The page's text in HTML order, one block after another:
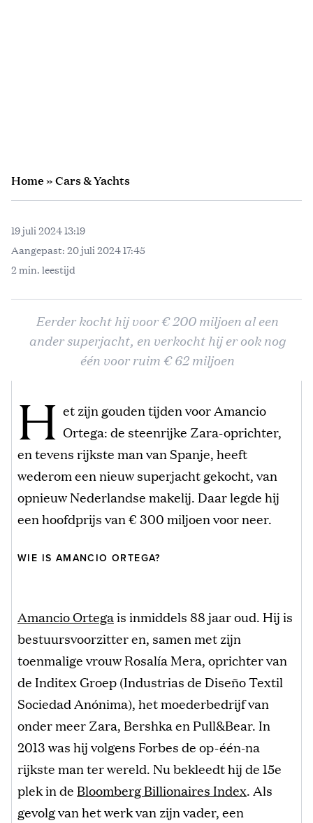
Home»Cars & Yachts
19 juli 2024 13:19
Aangepast: 20 juli 2024 17:45
2 min. leestijd
Eerder kocht hij voor € 200 miljoen al een
ander superjacht, en verkocht hij er ook nog
één voor ruim € 62 miljoen
H et zijn gouden tijden voor Amancio
Ortega: de steenrijke Zara-oprichter,
en tevens rijkste man van Spanje, heeft
wederom een nieuw superjacht gekocht, van
opnieuw Nederlandse makelij. Daar legde hij
een hoofdprijs van € 300 miljoen voor neer.
WIE IS AMANCIO ORTEGA?
Amancio Ortegais inmiddels 88 jaar oud. Hij is
bestuursvoorzitter en, samen met zijn
toenmalige vrouw Rosalía Mera, oprichter van
de Inditex Groep (Industrias de Diseño Textil
Sociedad Anónima), het moederbedrijf van
onder meer Zara, Bershka en Pull&Bear. In
2013 was hij volgens Forbes de op-één-na
rijkste man ter wereld. Nu bekleedt hij de 15e
plek in de Bloomberg Billionaires Index. Als
gevolg van het werk van zijn vader, een